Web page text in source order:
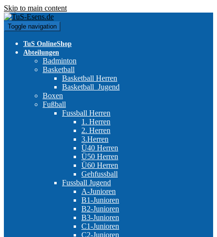
Skip to main content
Toggle navigation
TuS OnlineShop
Abteilungen
Badminton
Basketball
Basketball Herren
Basketball_Jugend
Boxen
Fußball
Fussball Herren
1. Herren
2. Herren
3.Herren
Ü40 Herren
Ü50 Herren
Ü60 Herren
Gehfussball
Fussball Jugend
A-Junioren
B1-Junioren
B2-Junioren
B3-Junioren
C1-Junioren
C2-Junioren